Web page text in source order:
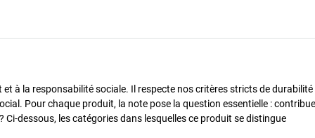
à la responsabilité sociale. Il respecte nos critères stricts de durabilité
Pour chaque produit, la note pose la question essentielle :
dessous, les catégories dans lesquelles ce produit se distingue